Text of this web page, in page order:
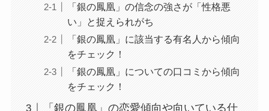
「銀の鳳凰」の信念の強さが「性格悪
い」と捉えられがち
「銀の鳳凰」に該当する有名人から傾向
をチェック！
「銀の鳳凰」についての口コミから傾向
をチェック！
「銀の鳳凰」の恋愛傾向や向いている仕